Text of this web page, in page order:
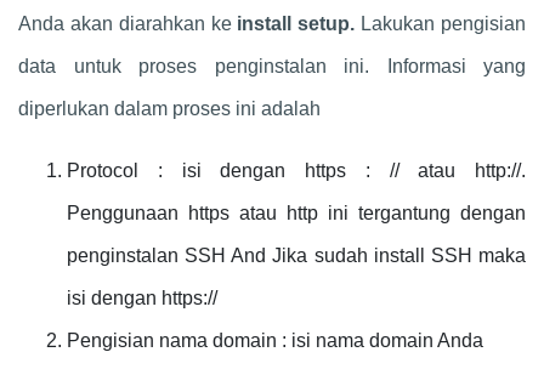
Anda akan diarahkan ke install setup. Lakukan pengisian
data untuk proses penginstalan ini. Informasi yang
diperlukan dalam proses ini adalah
Protocol : isi dengan https : // atau http://.
Penggunaan https atau http ini tergantung dengan
penginstalan SSH And Jika sudah install SSH maka
isi dengan https://
Pengisian nama domain : isi nama domain Anda